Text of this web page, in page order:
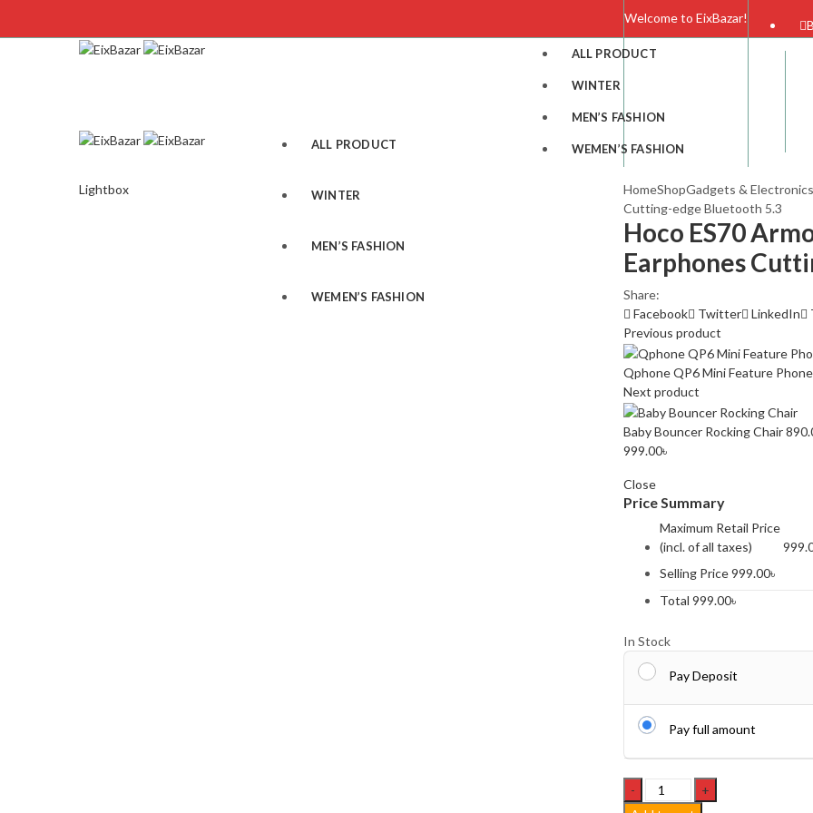
Welcome to EixBazar!
ALL PRODUCT
WINTER
MEN’S FASHION
WEMEN’S FASHION
ALL PRODUCT
WINTER
MEN’S FASHION
WEMEN’S FASHION
Lightbox HomeShopGadgets & Electronics
Cutting-edge Bluetooth 5.3
Hoco ES70
Earphones
Share:
Facebook
Twitter LinkedIn
Previous product
Qphone QP6 Mini Feature
Next product
Baby Bouncer Rocking Chair
999.00৳
Close
Price Summary
Maximum Retail Price
(incl. of all taxes)
Selling Price999.00৳
Total 999.00৳
In Stock
Pay Deposit
Pay full amount
Hoco
ES70